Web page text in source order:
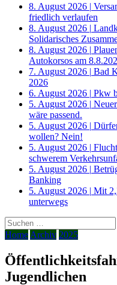
8. August 2026 |
friedlich verlaufen
8. August 2026 |
Solidarisches
8. August 2026 |
Autokorsos am
7. August 2026 | Bad
2026
6. August 2026 | Pkw
5. August 2026 |
wäre passend.
5. August 2026 |
wollen? Nein!
5. August 2026 |
schwerem
5. August 2026 |
Banking
5. August 2026 | Mit
unterwegs
Suchen
nach:
Home Archiv 2025
Jugendlichen